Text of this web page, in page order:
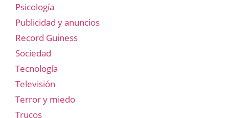
Psicología
Publicidad y anuncios
Record Guiness
Sociedad
Tecnología
Televisión
Terror y miedo
Trucos